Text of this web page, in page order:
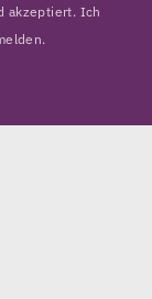
akzeptiert. Ich